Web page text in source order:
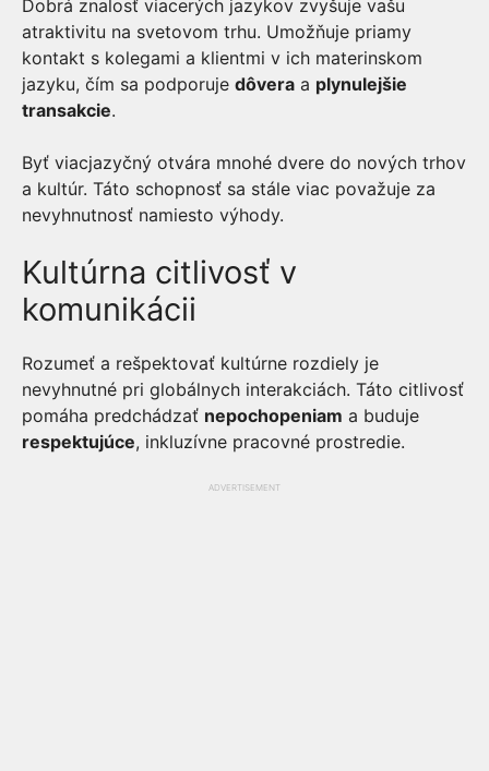
Dobrá znalosť viacerých jazykov zvyšuje vašu
atraktivitu na svetovom trhu. Umožňuje priamy
kontakt s kolegami a klientmi v ich materinskom
jazyku, čím sa podporuje dôvera a plynulejšie
transakcie.
Byť viacjazyčný otvára mnohé dvere do nových trhov
a kultúr. Táto schopnosť sa stále viac považuje za
nevyhnutnosť namiesto výhody.
Kultúrna citlivosť v
komunikácii
Rozumeť a rešpektovať kultúrne rozdiely je
nevyhnutné pri globálnych interakciách. Táto citlivosť
pomáha predchádzať nepochopeniam a buduje
respektujúce, inkluzívne pracovné prostredie.
ADVERTISEMENT